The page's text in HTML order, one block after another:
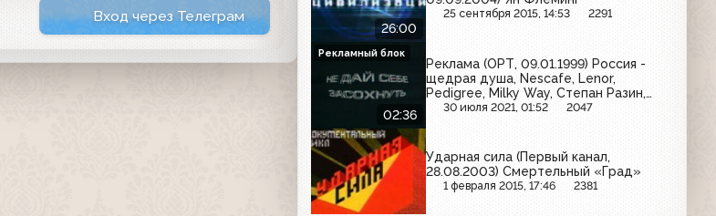
Вход через Телеграм
26:00
25 сентября 2015, 14:53 2291
02:36
Реклама (ОРТ, 09.01.1999) Россия -
щедрая душа, Nescafe, Lenor,
Pedigree, Milky Way, Степан Разин,
Sprite
30 июля 2021, 01:52 2047
Рекламный блок
Ударная сила (Первый канал,
28.08.2003) Смертельный «Град»
1 февраля 2015, 17:46 2381